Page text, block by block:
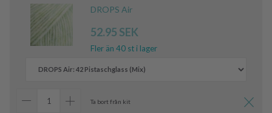
DROPS Air
52.95 SEK
Fler än 40 st i lager
Ta bort från kit